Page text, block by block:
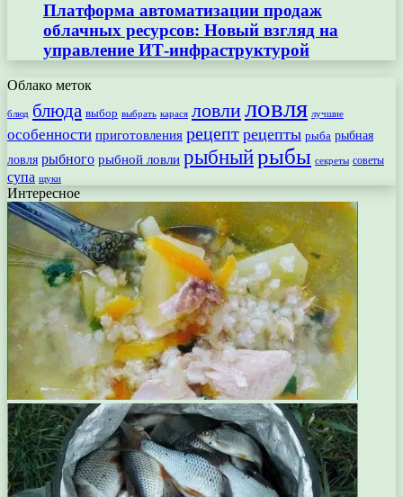
Платформа автоматизации продаж
облачных ресурсов: Новый взгляд на
управление ИТ-инфраструктурой
Облако меток
блюд блюда выбор выбрать карася ловлиловля лучшие
особенности приготовления рецепт рецепты рыба рыбная
ловля рыбного рыбной ловли рыбныйрыбы секреты советы
супа щуки
Интересное